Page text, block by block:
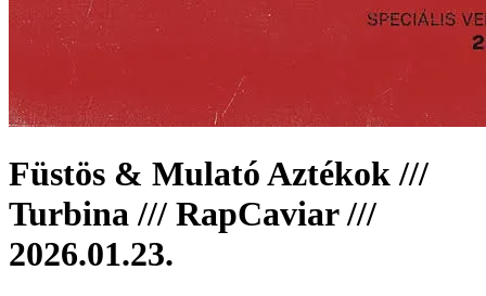
Füstös & Mulató Aztékok ///
Turbina /// RapCaviar ///
2026.01.23.